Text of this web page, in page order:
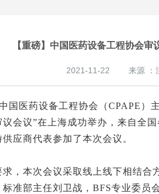
【重磅】中国医药设备工程协会
2021-11-22 来源 ：
国医药设备工程协会（CPAPE）
会议”在上海成功举办，来自全
应商代表参加了本次会议。
求，本次会议采取线上线下相结合
准部主任刘卫战， BFS专业委员